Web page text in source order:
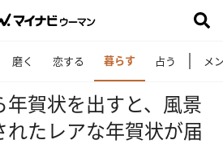
磨く 恋する 暮らす 占う メ
賀状を出すと、風景
れたレアな年賀状が届